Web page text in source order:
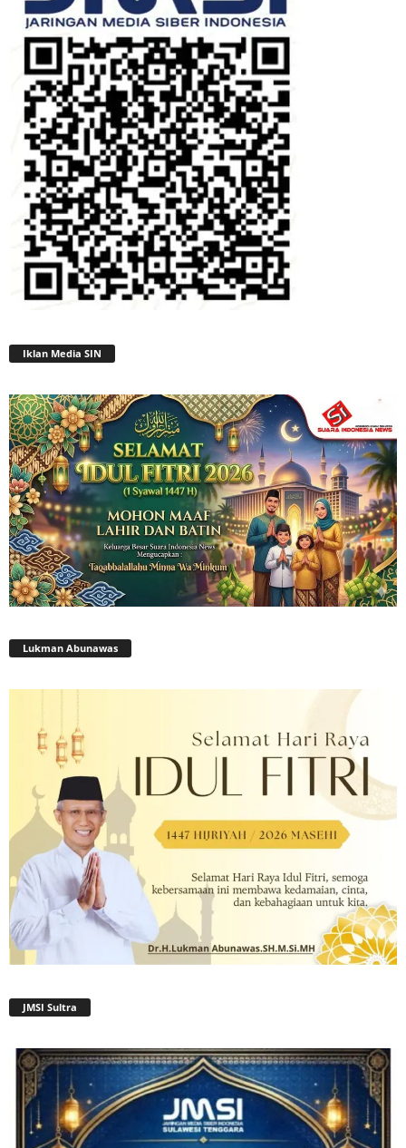
Iklan Media SIN
Lukman Abunawas
JMSI Sultra